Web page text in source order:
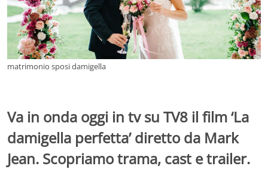
matrimonio sposi damigella
Va in onda oggi in tv su TV8 il film ‘La
damigella perfetta’ diretto da Mark
Jean. Scopriamo trama, cast e trailer.